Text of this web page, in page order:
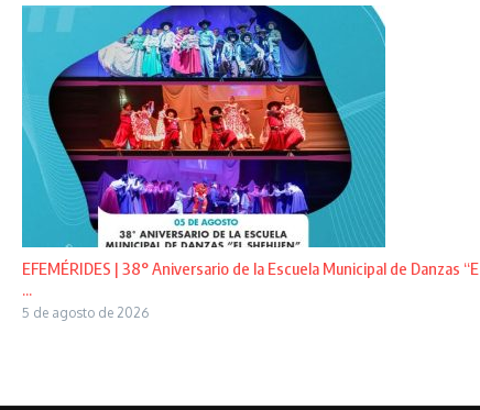
EFEMÉRIDES | 38° Aniversario de la Escuela Municipal de Danzas “E
...
5 de agosto de 2026